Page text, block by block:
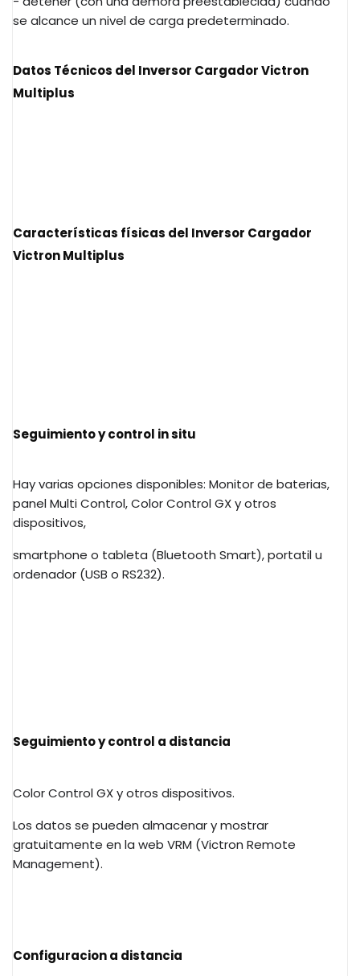
se alcance un nivel de carga predeterminado.
Datos Técnicos del Inversor Cargador Victron
Multiplus
Características físicas del Inversor Cargador
Victron Multiplus
Seguimiento y control in situ
Hay varias opciones disponibles: Monitor de baterias,
panel Multi Control, Color Control GX y otros
dispositivos,
smartphone o tableta (Bluetooth Smart), portatil u
ordenador (USB o RS232).
Seguimiento y control a distancia
Color Control GX y otros dispositivos.
Los datos se pueden almacenar y mostrar
gratuitamente en la web VRM (Victron Remote
Management).
Configuracion a distancia